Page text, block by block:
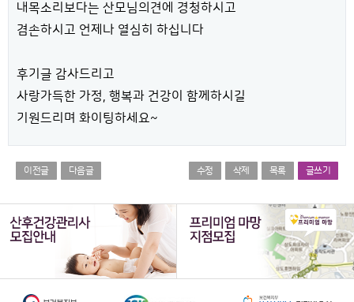
내목소리보다는 산모님의견에 경청하시고
겸손하시고 언제나 열심히 하십니다
후기글 감사드리고
사랑가득한 가정, 행복과 건강이 함께하시길
기원드리며 화이팅하세요~
이전글 다음글 수정 삭제 목록 글쓰기